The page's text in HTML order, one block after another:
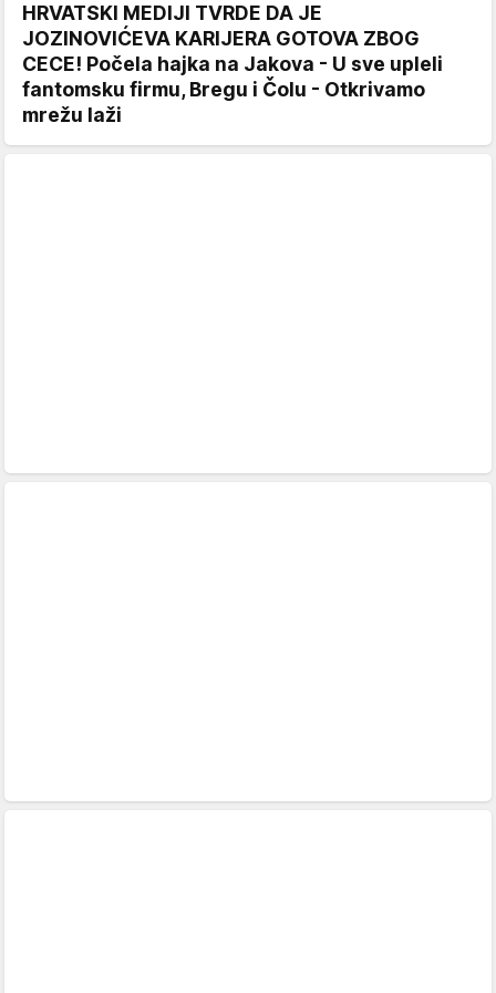
HRVATSKI MEDIJI TVRDE DA JE
JOZINOVIĆEVA KARIJERA GOTOVA ZBOG
CECE! Počela hajka na Jakova - U sve upleli
fantomsku firmu, Bregu i Čolu - Otkrivamo
mrežu laži